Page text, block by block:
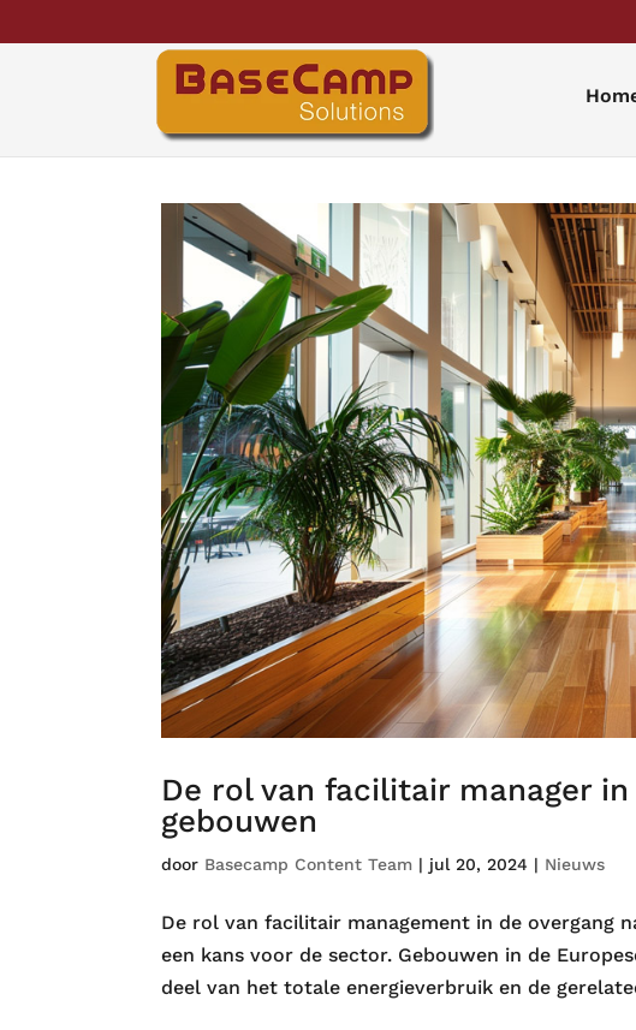
De rol van facilitair manager
gebouwen
door Basecamp Content Team | jul 20, 2024 | Nieuws
De rol van facilitair management in de overgang
een kans voor de sector. Gebouwen in de
deel van het totale energieverbruik en de